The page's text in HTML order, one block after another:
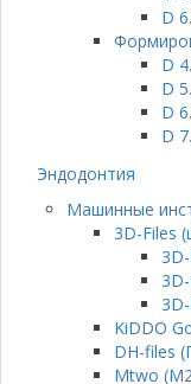
D
D
D
D
D
Эндодонтия
Машинные
3D-Files
KiDDO
DH-files
Mtwo